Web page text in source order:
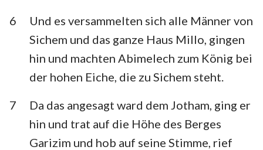
6
Und es versammelten sich alle Männer von
Sichem und das ganze Haus Millo, gingen
hin und machten Abimelech zum König bei
der hohen Eiche, die zu Sichem steht.
7
Da das angesagt ward dem Jotham, ging er
hin und trat auf die Höhe des Berges
Garizim und hob auf seine Stimme, rief